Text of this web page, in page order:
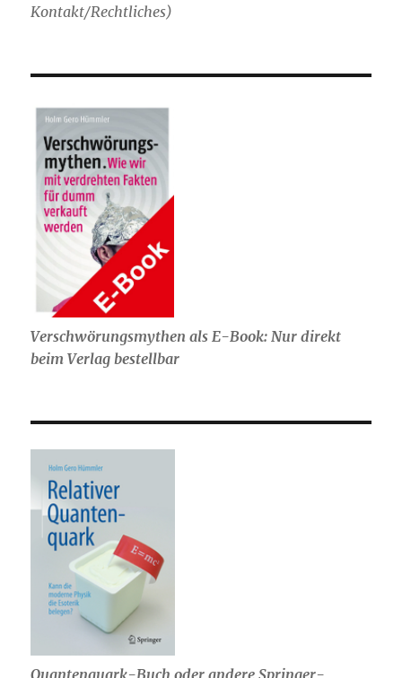
Kontakt/Rechtliches)
Verschwörungsmythen als E-Book: Nur direkt
beim Verlag bestellbar
Quantenquark-Buch oder andere Springer-